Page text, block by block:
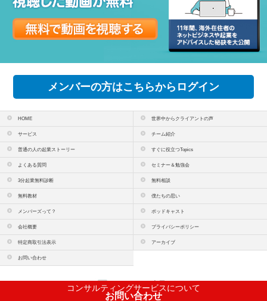
コンサルティングサービスについて
お問い合わせ
メンバーの方はこちらからログイン
HOME 世界中からクライアントの声
サービス チーム紹介
普通の人の起業ストーリー すぐに役立つTopics
よくある質問 セミナー＆勉強会
3分起業無料診断 無料相談
無料教材 僕たちの思い
メンバーズって？ ポッドキャスト
会社概要 プライバシーポリシー
特定商取引法表示 アーカイブ
お問い合わせ
PCサイトを表示
株式会社コンテンツラボ All Rights Reserved.